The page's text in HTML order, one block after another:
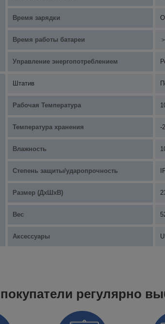
Время зарядки
Время работы батареи
Управление энергопотреблением
Штатив
Рабочая Температура
Температура хранения -
Влажность
Степень защиты/ударопрочность
Размер (ДхШхВ)
Вес
Аксессуары
регулярно